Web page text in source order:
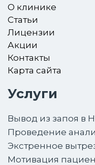
О клинике
Статьи
Лицензии
Акции
Контакты
Карта сайта
Услуги
Вывод из запоя в
Проведение
Экстренное
Мотивация